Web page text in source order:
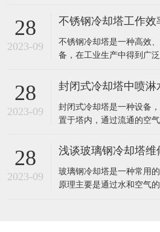
在钢铁行业中，该设备可
废气温度，减少环境污染
过程中，需要注意以下几
对闭式冷却塔进行详细检
28
2023-09
不锈钢冷却塔是一种高效
备，在工业生产中得到广
触，使水冷器内热水的热
再通过风机将热空气排出
移，达到冷却效果。​不锈
要可以通过以下几个方面
28
2023-09
封闭式冷却塔是一种设备
置于塔内，通过流通的空
其能够保证水质不受污染
时，可以停掉喷淋水系统
式冷却塔中的喷淋水系统
28
2023-09
玻璃钢冷却塔是一种常用
原理主要是通过水和空气